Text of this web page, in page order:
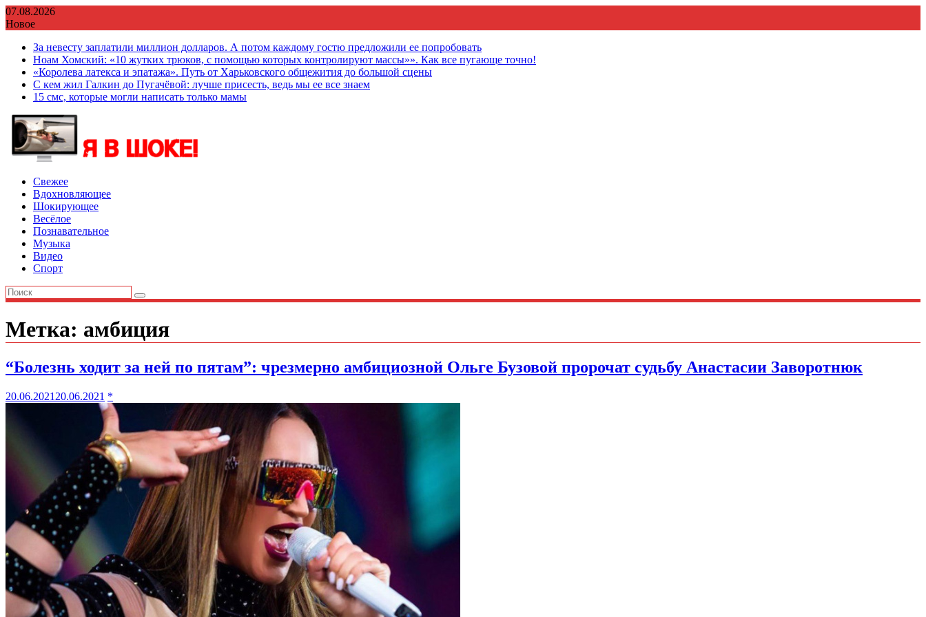
Перейти
к
07.08.2026
Новое
За невесту заплатили миллион долларов. А потом каждому гостю предложили ее попробовать
Ноам Хомский: «10 жутких трюков, с помощью которых контролируют массы»». Как все пугающе точно!
«Королева латекса и эпатажа». Путь от Харьковского общежития до большой сцены
С кем жил Галкин до Пугачёвой: лучше присесть, ведь мы ее все знаем
15 смс, которые могли написать только мамы
Свежее
Вдохновляющее
Шокирующее
Весёлое
Познавательное
Музыка
Видео
Спорт
Метка: амбиция
“Болезнь ходит за ней по пятам”: чрезмерно амбициозной Ольге Бузовой пророчат судьбу Анастасии Заворотнюк
20.06.2021 20.06.2021 *